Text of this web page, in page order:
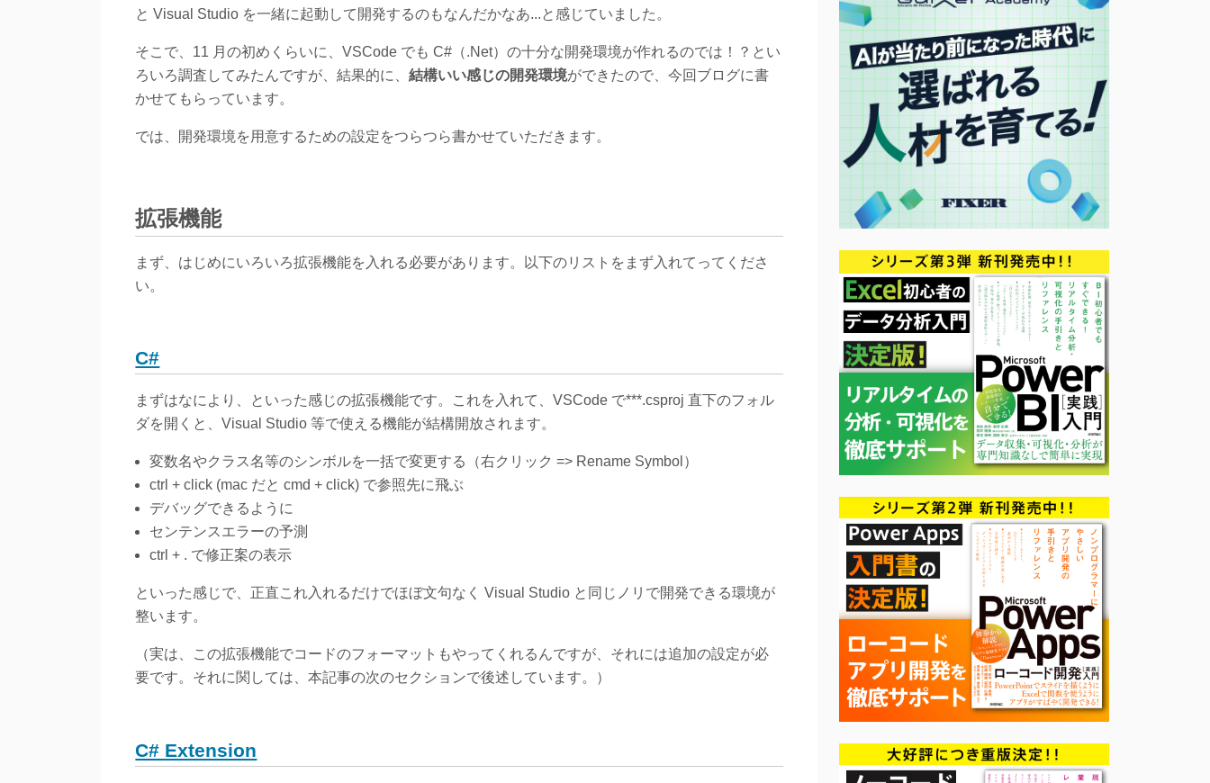
と Visual Studio を一緒に起動して開発するのもなんだかなあ...と感じていました。
そこで、11 月の初めくらいに、VSCode でも C#（.Net）の十分な開発環境が作れるのでは！？とい
ろいろ調査してみたんですが、結果的に、結構いい感じの開発環境ができたので、今回ブログに書
かせてもらっています。
では、開発環境を用意するための設定をつらつら書かせていただきます。
拡張機能
まず、はじめにいろいろ拡張機能を入れる必要があります。以下のリストをまず入れてってくださ
い。
C#
まずはなにより、といった感じの拡張機能です。これを入れて、VSCode で***.csproj 直下のフォル
ダを開くと、Visual Studio 等で使える機能が結構開放されます。
変数名やクラス名等のシンボルを一括で変更する（右クリック => Rename Symbol）
ctrl + click (mac だと cmd + click) で参照先に飛ぶ
デバッグできるように
センテンスエラーの予測
ctrl + . で修正案の表示
といった感じで、正直これ入れるだけでほぼ文句なく Visual Studio と同じノリで開発できる環境が
整います。
（実は、この拡張機能でコードのフォーマットもやってくれるんですが、それには追加の設定が必
要です。それに関しては、本記事の次のセクションで後述しています。）
C# Extension